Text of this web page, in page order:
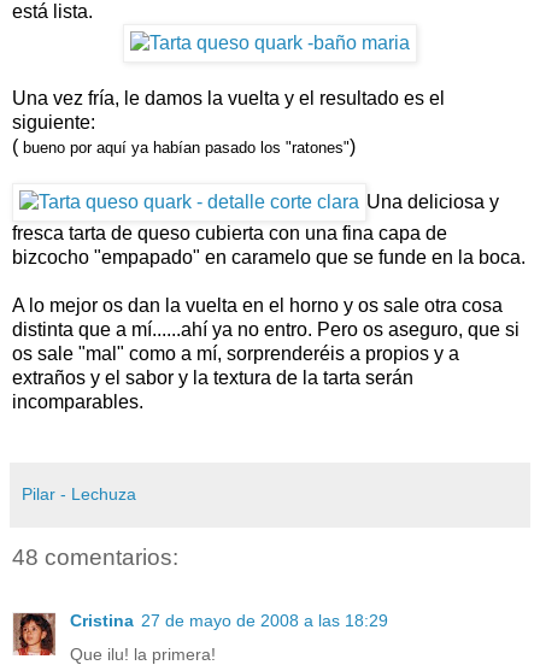
está lista.
Una vez fría, le damos la vuelta y el resultado es el
siguiente:
( bueno por aquí ya habían pasado los "ratones")
Una deliciosa y
fresca tarta de queso cubierta con una fina capa de
bizcocho "empapado" en caramelo que se funde en la boca.
A lo mejor os dan la vuelta en el horno y os sale otra cosa
distinta que a mí......ahí ya no entro. Pero os aseguro, que si
os sale "mal" como a mí, sorprenderéis a propios y a
extraños y el sabor y la textura de la tarta serán
incomparables.
Pilar - Lechuza
48 comentarios:
Cristina 27 de mayo de 2008 a las 18:29
Que ilu! la primera!